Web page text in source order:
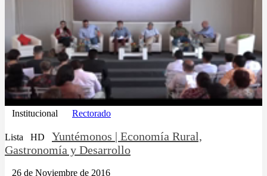
Institucional Rectorado
Lista HD
Yuntémonos | Economía Rural,
Gastronomía y Desarrollo
26 de Noviembre de 2016